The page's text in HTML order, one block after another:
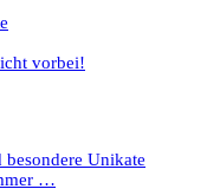
vorbei!
Unikate
…